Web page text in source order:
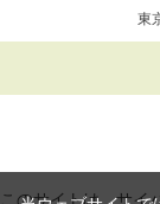
東
このサイトは、サイ